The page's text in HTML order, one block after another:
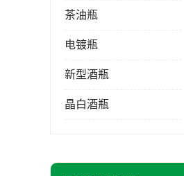
茶油瓶
电镀瓶
新型酒瓶
晶白酒瓶